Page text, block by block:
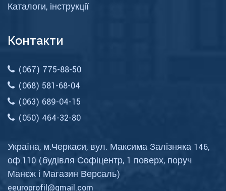
Каталоги, інструкції
Контакти
(067) 775-88-50
(068) 581-68-04
(063) 689-04-15
(050) 464-32-80
Україна, м.Черкаси, вул. Максима Залізняка 146,
оф.110 (будівля Софіцентр, 1 поверх, поруч
Манєж і Магазин Версаль)
eeuroprofil@gmail.com